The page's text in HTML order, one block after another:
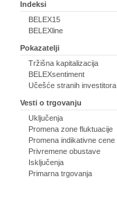
Indeksi
BELEX15
BELEXline
Pokazatelji
Tržišna kapitalizacija
BELEXsentiment
Učešće stranih investitora
Vesti o trgovanju
Uključenja
Promena zone fluktuacije
Promena indikativne cene
Privremene obustave
Isključenja
Primarna trgovanja